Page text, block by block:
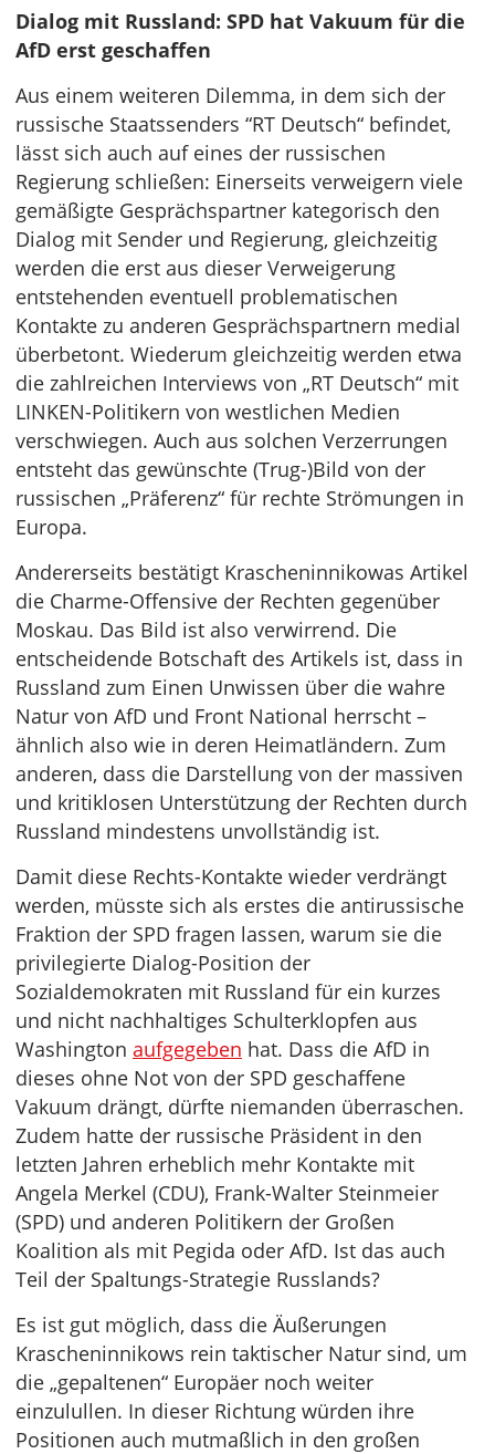
Dialog mit Russland: SPD hat Vakuum für die
AfD erst geschaffen
Aus einem weiteren Dilemma, in dem sich der
russische Staatssenders “RT Deutsch“ befindet,
lässt sich auch auf eines der russischen
Regierung schließen: Einerseits verweigern viele
gemäßigte Gesprächspartner kategorisch den
Dialog mit Sender und Regierung, gleichzeitig
werden die erst aus dieser Verweigerung
entstehenden eventuell problematischen
Kontakte zu anderen Gesprächspartnern medial
überbetont. Wiederum gleichzeitig werden etwa
die zahlreichen Interviews von „RT Deutsch“ mit
LINKEN-Politikern von westlichen Medien
verschwiegen. Auch aus solchen Verzerrungen
entsteht das gewünschte (Trug-)Bild von der
russischen „Präferenz“ für rechte Strömungen in
Europa.
Andererseits bestätigt Krascheninnikowas Artikel
die Charme-Offensive der Rechten gegenüber
Moskau. Das Bild ist also verwirrend. Die
entscheidende Botschaft des Artikels ist, dass in
Russland zum Einen Unwissen über die wahre
Natur von AfD und Front National herrscht –
ähnlich also wie in deren Heimatländern. Zum
anderen, dass die Darstellung von der massiven
und kritiklosen Unterstützung der Rechten durch
Russland mindestens unvollständig ist.
Damit diese Rechts-Kontakte wieder verdrängt
werden, müsste sich als erstes die antirussische
Fraktion der SPD fragen lassen, warum sie die
privilegierte Dialog-Position der
Sozialdemokraten mit Russland für ein kurzes
und nicht nachhaltiges Schulterklopfen aus
Washington aufgegeben hat. Dass die AfD in
dieses ohne Not von der SPD geschaffene
Vakuum drängt, dürfte niemanden überraschen.
Zudem hatte der russische Präsident in den
letzten Jahren erheblich mehr Kontakte mit
Angela Merkel (CDU), Frank-Walter Steinmeier
(SPD) und anderen Politikern der Großen
Koalition als mit Pegida oder AfD. Ist das auch
Teil der Spaltungs-Strategie Russlands?
Es ist gut möglich, dass die Äußerungen
Krascheninnikows rein taktischer Natur sind, um
die „gepaltenen“ Europäer noch weiter
einzulullen. In dieser Richtung würden ihre
Positionen auch mutmaßlich in den großen